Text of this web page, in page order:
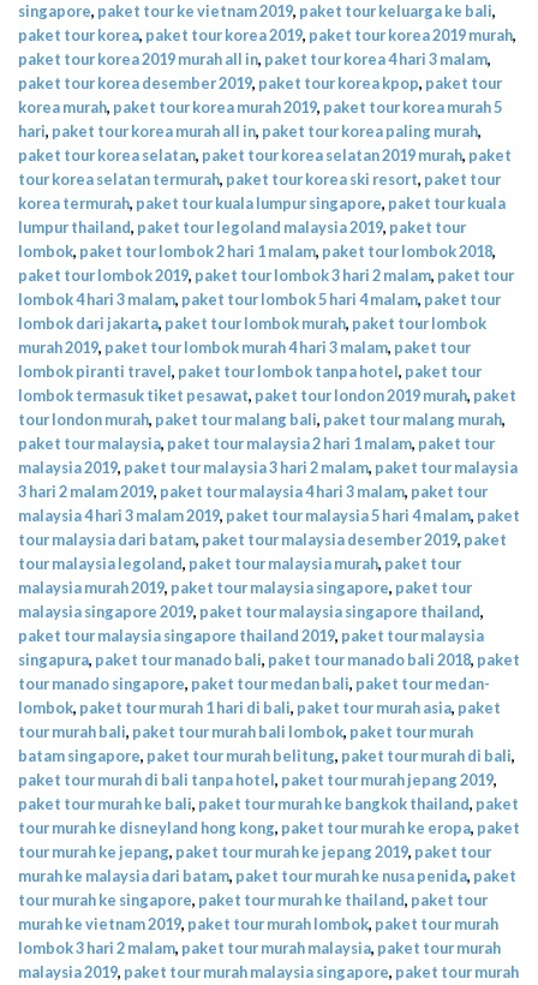
singapore, paket tour ke vietnam 2019, paket tour keluarga ke bali,
paket tour korea, paket tour korea 2019, paket tour korea 2019 murah,
paket tour korea 2019 murah all in, paket tour korea 4 hari 3 malam,
paket tour korea desember 2019, paket tour korea kpop, paket tour
korea murah, paket tour korea murah 2019, paket tour korea murah 5
hari, paket tour korea murah all in, paket tour korea paling murah,
paket tour korea selatan, paket tour korea selatan 2019 murah, paket
tour korea selatan termurah, paket tour korea ski resort, paket tour
korea termurah, paket tour kuala lumpur singapore, paket tour kuala
lumpur thailand, paket tour legoland malaysia 2019, paket tour
lombok, paket tour lombok 2 hari 1 malam, paket tour lombok 2018,
paket tour lombok 2019, paket tour lombok 3 hari 2 malam, paket tour
lombok 4 hari 3 malam, paket tour lombok 5 hari 4 malam, paket tour
lombok dari jakarta, paket tour lombok murah, paket tour lombok
murah 2019, paket tour lombok murah 4 hari 3 malam, paket tour
lombok piranti travel, paket tour lombok tanpa hotel, paket tour
lombok termasuk tiket pesawat, paket tour london 2019 murah, paket
tour london murah, paket tour malang bali, paket tour malang murah,
paket tour malaysia, paket tour malaysia 2 hari 1 malam, paket tour
malaysia 2019, paket tour malaysia 3 hari 2 malam, paket tour malaysia
3 hari 2 malam 2019, paket tour malaysia 4 hari 3 malam, paket tour
malaysia 4 hari 3 malam 2019, paket tour malaysia 5 hari 4 malam, paket
tour malaysia dari batam, paket tour malaysia desember 2019, paket
tour malaysia legoland, paket tour malaysia murah, paket tour
malaysia murah 2019, paket tour malaysia singapore, paket tour
malaysia singapore 2019, paket tour malaysia singapore thailand,
paket tour malaysia singapore thailand 2019, paket tour malaysia
singapura, paket tour manado bali, paket tour manado bali 2018, paket
tour manado singapore, paket tour medan bali, paket tour medan-
lombok, paket tour murah 1 hari di bali, paket tour murah asia, paket
tour murah bali, paket tour murah bali lombok, paket tour murah
batam singapore, paket tour murah belitung, paket tour murah di bali,
paket tour murah di bali tanpa hotel, paket tour murah jepang 2019,
paket tour murah ke bali, paket tour murah ke bangkok thailand, paket
tour murah ke disneyland hong kong, paket tour murah ke eropa, paket
tour murah ke jepang, paket tour murah ke jepang 2019, paket tour
murah ke malaysia dari batam, paket tour murah ke nusa penida, paket
tour murah ke singapore, paket tour murah ke thailand, paket tour
murah ke vietnam 2019, paket tour murah lombok, paket tour murah
lombok 3 hari 2 malam, paket tour murah malaysia, paket tour murah
malaysia 2019, paket tour murah malaysia singapore, paket tour murah